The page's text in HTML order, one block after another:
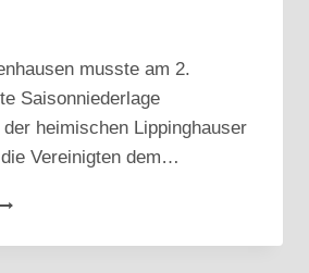
musste am 2.
Saisonniederlage
heimischen Lippinghauser
Vereinigten dem…